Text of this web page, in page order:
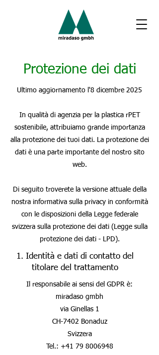
Protezione dei dati
Ultimo aggiornamento l'8 dicembre 2025
In qualità di agenzia per la plastica rPET
sostenibile, attribuiamo grande importanza
alla protezione dei tuoi dati. La protezione dei
dati è una parte importante del nostro sito
web.
Di seguito troverete la versione attuale della
nostra informativa sulla privacy in conformità
con le disposizioni della Legge federale
svizzera sulla protezione dei dati (Legge sulla
protezione dei dati - LPD).
1. Identità e dati di contatto del
titolare del trattamento
Il responsabile ai sensi del GDPR è:
miradaso gmbh
via Ginellas 1
CH-7402 Bonaduz
Svizzera
Tel.: +41 79 8006948